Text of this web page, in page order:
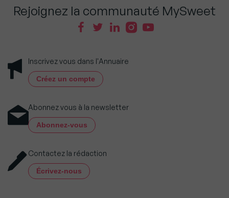
Rejoignez la communauté MySweet
Inscrivez vous dans l'Annuaire
Créez un compte
Abonnez vous à la newsletter
Abonnez-vous
Contactez la rédaction
Écrivez-nous